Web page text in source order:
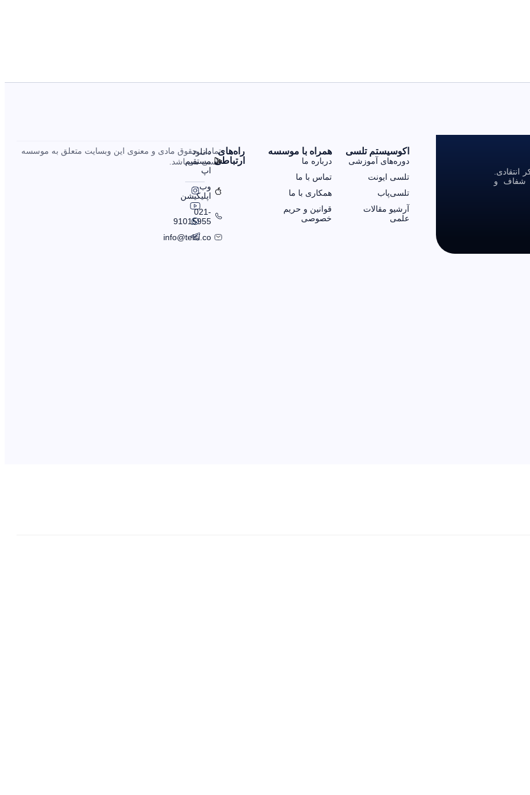
شفاف و
اکوسیستم تلسی
دوره‌های آموزشی
تلسی ایونت
تلسی‌پاب
آرشیو مقالات
علمی
همراه با موسسه
درباره ما
تماس با ما
همکاری با ما
قوانین و حریم
خصوصی
را‌ه‌های
ارتباطی
دانلود
مستقیم
اپ
وب
اپلیکیشن
021-
91015955
info@telsi.co
تمامی حقوق مادی و معنوی این وبسایت متعلق به موسسه
تلسی می‌باشد.